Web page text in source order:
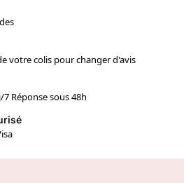
votre colis pour changer d'avis
Réponse sous 48h